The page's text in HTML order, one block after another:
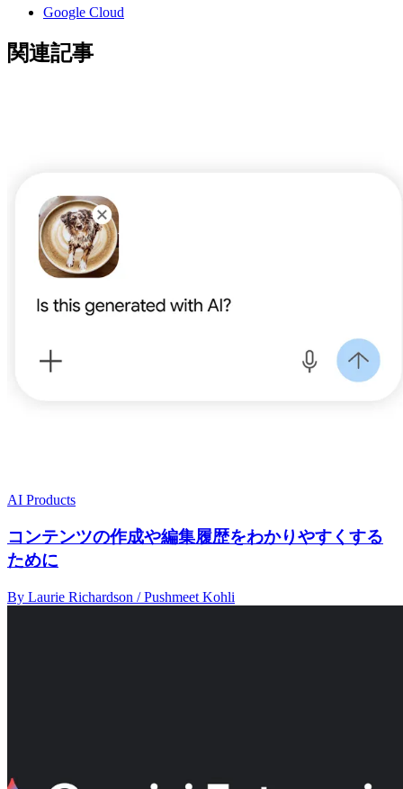
Google Cloud
関連記事
AI Products
コンテンツの作成や編集履歴をわかりやすくする
ために
By Laurie Richardson / Pushmeet Kohli